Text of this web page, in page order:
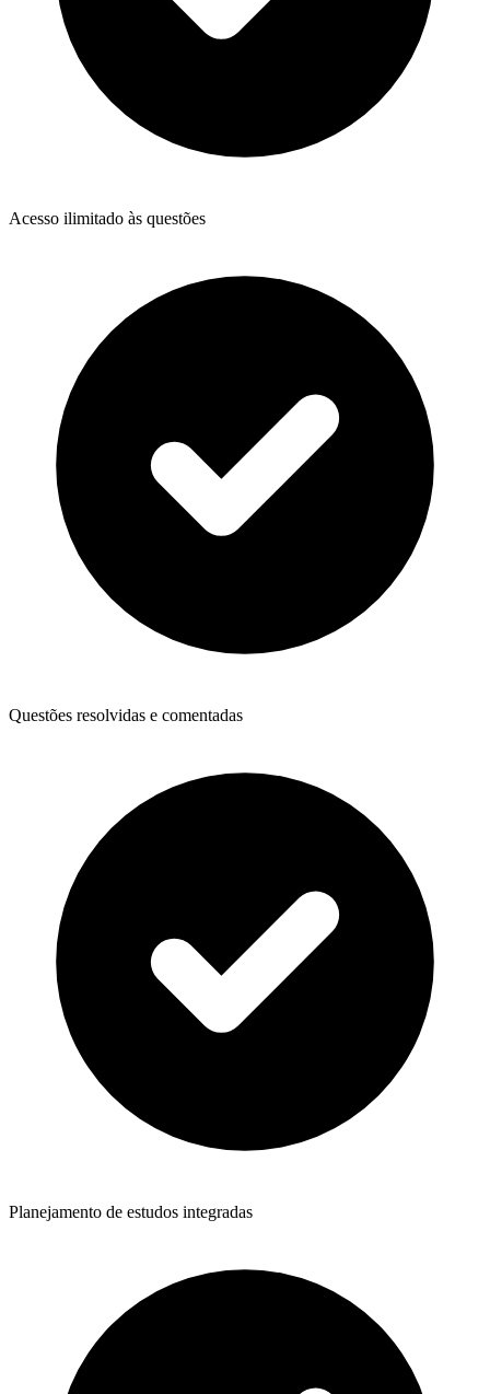
Acesso ilimitado às questões
Questões resolvidas e comentadas
Planejamento de estudos integradas